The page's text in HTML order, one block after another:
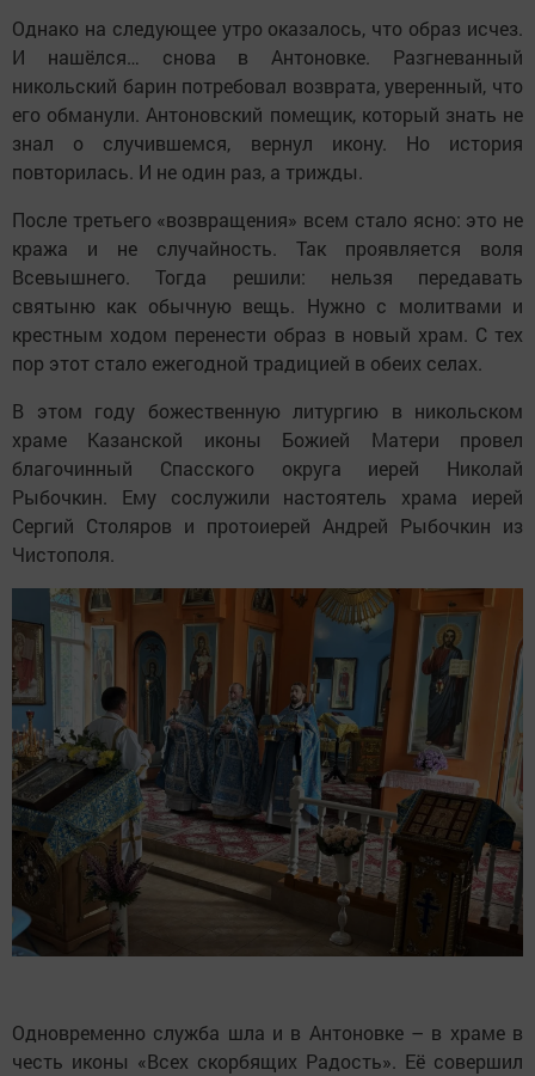
Однако на следующее утро оказалось, что образ исчез.
И нашёлся… снова в Антоновке. Разгневанный
никольский барин потребовал возврата, уверенный, что
его обманули. Антоновский помещик, который знать не
знал о случившемся, вернул икону. Но история
повторилась. И не один раз, а трижды.
После третьего «возвращения» всем стало ясно: это не
кража и не случайность. Так проявляется воля
Всевышнего. Тогда решили: нельзя передавать
святыню как обычную вещь. Нужно с молитвами и
крестным ходом перенести образ в новый храм. С тех
пор этот стало ежегодной традицией в обеих селах.
В этом году божественную литургию в никольском
храме Казанской иконы Божией Матери провел
благочинный Спасского округа иерей Николай
Рыбочкин. Ему сослужили настоятель храма иерей
Сергий Столяров и протоиерей Андрей Рыбочкин из
Чистополя.
Одновременно служба шла и в Антоновке – в храме в
честь иконы «Всех скорбящих Радость». Её совершил